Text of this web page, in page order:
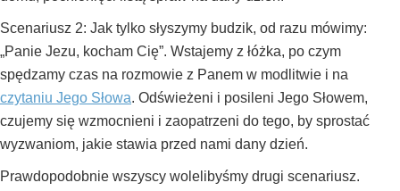
Scenariusz 2: Jak tylko słyszymy budzik, od razu mówimy:
„Panie Jezu, kocham Cię”. Wstajemy z łóżka, po czym
spędzamy czas na rozmowie z Panem w modlitwie i na
czytaniu Jego Słowa. Odświeżeni i posileni Jego Słowem,
czujemy się wzmocnieni i zaopatrzeni do tego, by sprostać
wyzwaniom, jakie stawia przed nami dany dzień.
Prawdopodobnie wszyscy wolelibyśmy drugi scenariusz.